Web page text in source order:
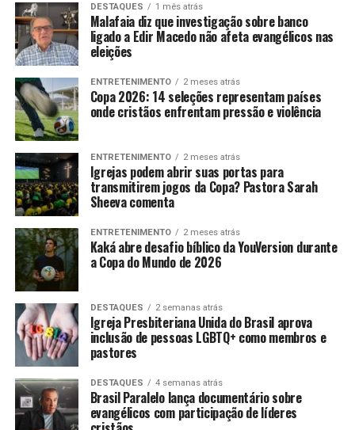
DESTAQUES 1 mês atrás
Malafaia diz que investigação sobre banco
ligado a Edir Macedo não afeta evangélicos nas
eleições
ENTRETENIMENTO 2 meses atrás
Copa 2026: 14 seleções representam países
onde cristãos enfrentam pressão e violência
ENTRETENIMENTO 2 meses atrás
Igrejas podem abrir suas portas para
transmitirem jogos da Copa? Pastora Sarah
Sheeva comenta
ENTRETENIMENTO 2 meses atrás
Kaká abre desafio bíblico da YouVersion durante
a Copa do Mundo de 2026
DESTAQUES 2 semanas atrás
Igreja Presbiteriana Unida do Brasil aprova
inclusão de pessoas LGBTQ+ como membros e
pastores
DESTAQUES 4 semanas atrás
Brasil Paralelo lança documentário sobre
evangélicos com participação de líderes